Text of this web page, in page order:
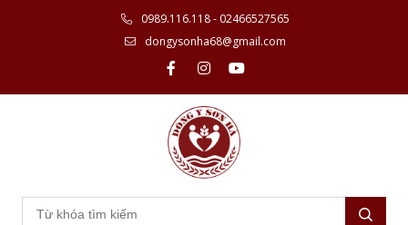
0989.116.118 - 02466527565
dongysonha68@gmail.com